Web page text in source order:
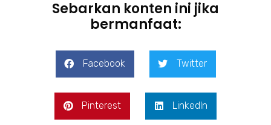
Sebarkan konten ini jika
bermanfaat:
Facebook Twitter
Pinterest LinkedIn